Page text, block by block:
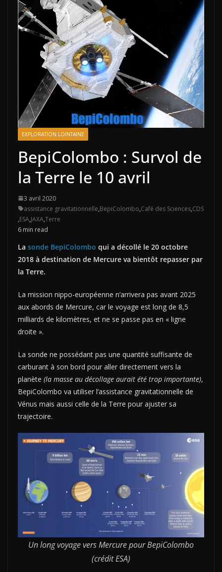
EXPLORATION LOINTAINE
BepiColombo : Survol de
la Terre le 10 avril
3 avril 2020
assistance gravitationnelle,BepiColombo,Café des Sciences,CDS
,ESA,JAXA,Terre
6 min read
La sonde BepiColombo qui a décollé le 20 octobre
2018 à destination de Mercure va bientôt repasser par
la Terre.
La mission nippo-européenne n’arrivera pas avant 2025
aux abords de Mercure, car le voyage est long de 8,5
milliards de kilomètres, et ne se passe pas en « ligne
droite ».
La sonde ne possédant pas une quantité suffisante de
carburant à son bord pour aller directement vers la
planète (la masse au décollage aurait été trop importante),
BepiColombo va utiliser l’assistance gravitationnelle de
Vénus mais aussi celle de la Terre pour ajuster sa
trajectoire.
Un long voyage vers Mercure pour BepiColombo
(crédit ESA)